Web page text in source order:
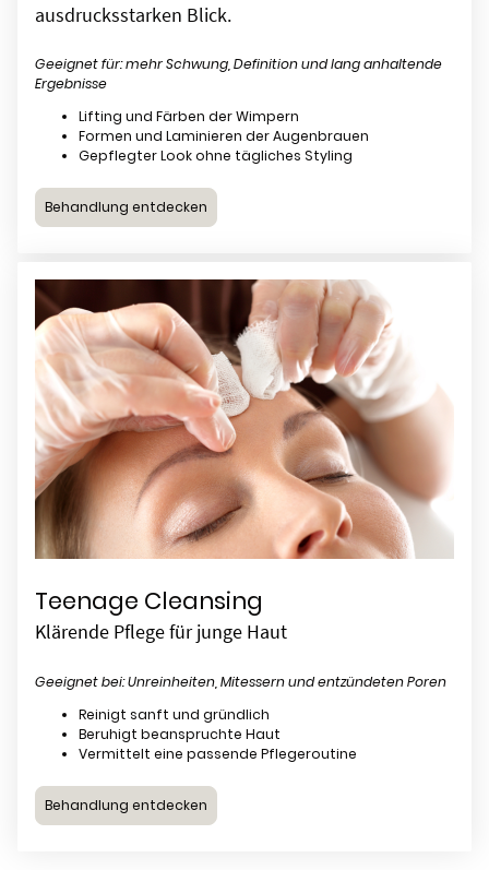
ausdrucksstarken Blick.
Geeignet für: mehr Schwung, Definition und lang anhaltende
Ergebnisse
Lifting und Färben der Wimpern
Formen und Laminieren der Augenbrauen
Gepflegter Look ohne tägliches Styling
Behandlung entdecken
Teenage Cleansing
Klärende Pflege für junge Haut
Geeignet bei: Unreinheiten, Mitessern und entzündeten Poren
Reinigt sanft und gründlich
Beruhigt beanspruchte Haut
Vermittelt eine passende Pflegeroutine
Behandlung entdecken